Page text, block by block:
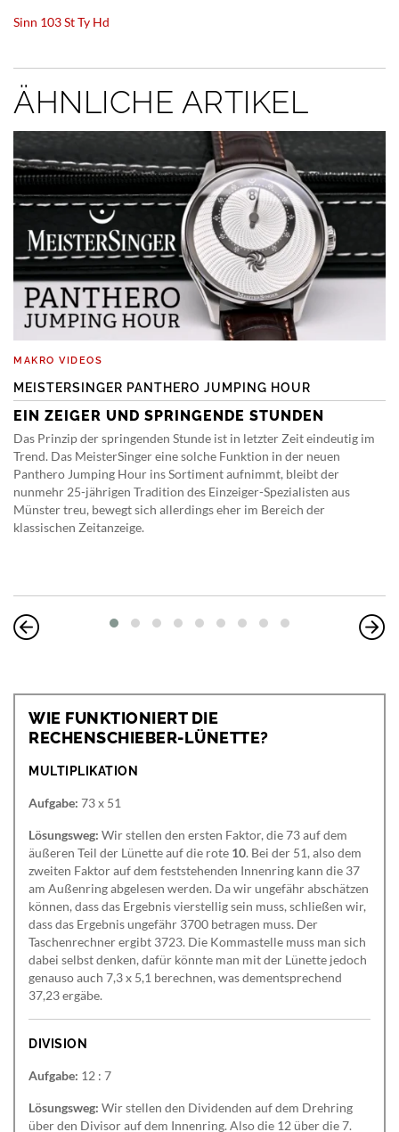
Sinn 103 St Ty Hd
ÄHNLICHE ARTIKEL
MAKRO VIDEOS
MEISTERSINGER PANTHERO JUMPING HOUR
EIN ZEIGER UND SPRINGENDE STUNDEN
Das Prinzip der springenden Stunde ist in letzter Zeit eindeutig im
Trend. Das MeisterSinger eine solche Funktion in der neuen
Panthero Jumping Hour ins Sortiment aufnimmt, bleibt der
nunmehr 25-jährigen Tradition des Einzeiger-Spezialisten aus
Münster treu, bewegt sich allerdings eher im Bereich der
klassischen Zeitanzeige.
WIE FUNKTIONIERT DIE
RECHENSCHIEBER-LÜNETTE?
MULTIPLIKATION
Aufgabe: 73 x 51
Lösungsweg: Wir stellen den ersten Faktor, die 73 auf dem
äußeren Teil der Lünette auf die rote 10. Bei der 51, also dem
zweiten Faktor auf dem feststehenden Innenring kann die 37
am Außenring abgelesen werden. Da wir ungefähr abschätzen
können, dass das Ergebnis vierstellig sein muss, schließen wir,
dass das Ergebnis ungefähr 3700 betragen muss. Der
Taschenrechner ergibt 3723. Die Kommastelle muss man sich
dabei selbst denken, dafür könnte man mit der Lünette jedoch
genauso auch 7,3 x 5,1 berechnen, was dementsprechend
37,23 ergäbe.
DIVISION
Aufgabe: 12 : 7
Lösungsweg: Wir stellen den Dividenden auf dem Drehring
über den Divisor auf dem Innenring. Also die 12 über die 7.